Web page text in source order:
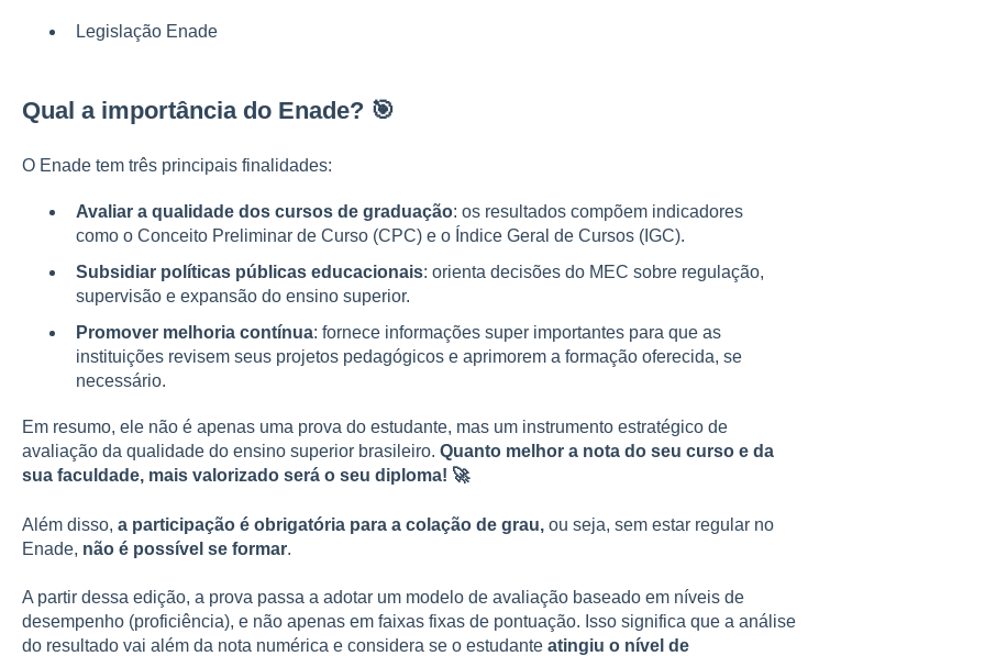
Legislação Enade
Qual a importância do Enade? 🎯
O Enade tem três principais finalidades:
Avaliar a qualidade dos cursos de graduação: os resultados compõem indicadores
como o Conceito Preliminar de Curso (CPC) e o Índice Geral de Cursos (IGC).
Subsidiar políticas públicas educacionais: orienta decisões do MEC sobre regulação,
supervisão e expansão do ensino superior.
Promover melhoria contínua: fornece informações super importantes para que as
instituições revisem seus projetos pedagógicos e aprimorem a formação oferecida, se
necessário.
Em resumo, ele não é apenas uma prova do estudante, mas um instrumento estratégico de
avaliação da qualidade do ensino superior brasileiro. Quanto melhor a nota do seu curso e da
sua faculdade, mais valorizado será o seu diploma! 🚀
Além disso, a participação é obrigatória para a colação de grau, ou seja, sem estar regular no
Enade, não é possível se formar.
A partir dessa edição, a prova passa a adotar um modelo de avaliação baseado em níveis de
desempenho (proficiência), e não apenas em faixas fixas de pontuação. Isso significa que a análise
do resultado vai além da nota numérica e considera se o estudante atingiu o nível de